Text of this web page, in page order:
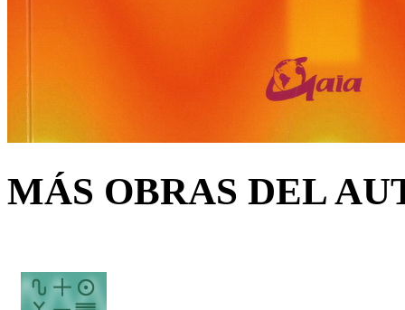
MÁS OBRAS DEL